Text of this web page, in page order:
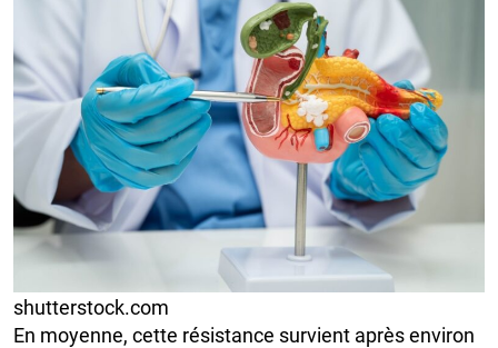
shutterstock.com
En moyenne, cette résistance survient après environ